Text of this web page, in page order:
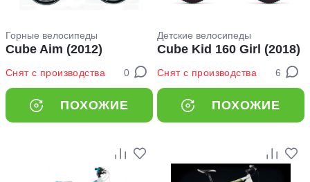
Горные велосипеды
Cube Aim (2012)
Снят с производства 0
ПОХОЖИЕ
Детские велосипеды
Cube Kid 160 Girl (2018)
Снят с производства 6
ПОХОЖИЕ